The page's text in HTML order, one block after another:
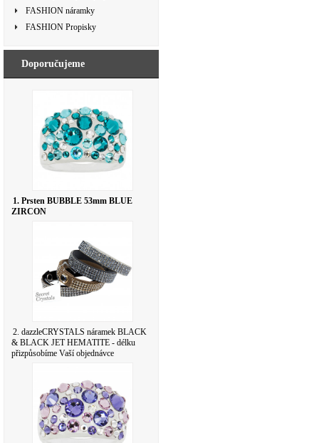
FASHION náramky
FASHION Propisky
Doporučujeme
1. Prsten BUBBLE 53mm BLUE
ZIRCON
2. dazzleCRYSTALS náramek BLACK
& BLACK JET HEMATITE - délku
přizpůsobíme Vaší objednávce